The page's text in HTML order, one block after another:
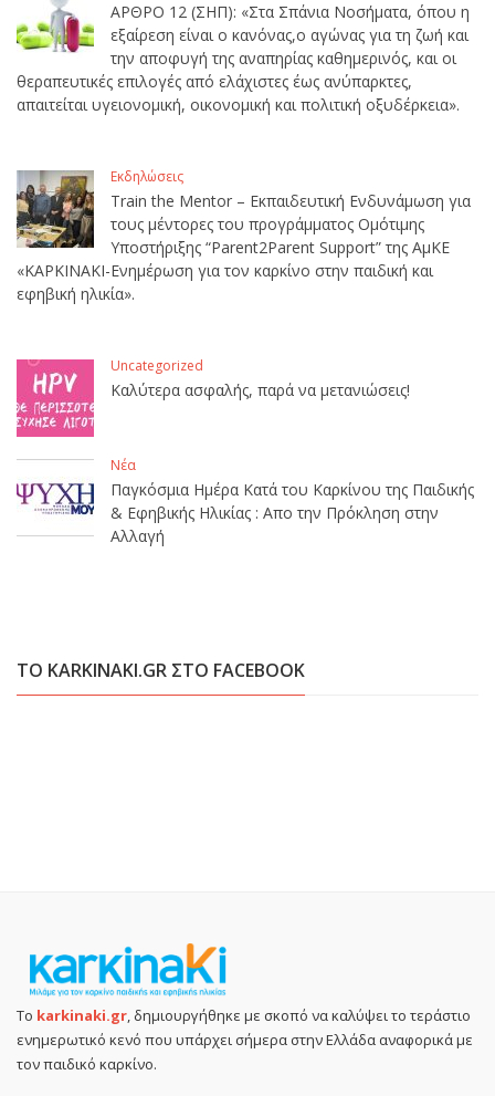
ΑΡΘΡΟ 12 (ΣΗΠ): «Στα Σπάνια Νοσήματα, όπου η
εξαίρεση είναι ο κανόνας,ο αγώνας για τη ζωή και
την αποφυγή της αναπηρίας καθημερινός, και οι
θεραπευτικές επιλογές από ελάχιστες έως ανύπαρκτες,
απαιτείται υγειονομική, οικονομική και πολιτική οξυδέρκεια».
Εκδηλώσεις
Train the Mentor – Εκπαιδευτική Ενδυνάμωση για
τους μέντορες του προγράμματος Ομότιμης
Υποστήριξης “Parent2Parent Support” της ΑμΚΕ
«ΚΑΡΚΙΝΑΚΙ-Ενημέρωση για τον καρκίνο στην παιδική και
εφηβική ηλικία».
Uncategorized
Καλύτερα ασφαλής, παρά να μετανιώσεις!
Νέα
Παγκόσμια Ημέρα Κατά του Καρκίνου της Παιδικής
& Εφηβικής Ηλικίας : Απο την Πρόκληση στην
Αλλαγή
ΤΟ KARKINAKI.GR ΣΤΟ FACEBOOK
Το karkinaki.gr, δημιουργήθηκε με σκοπό να καλύψει το τεράστιο
ενημερωτικό κενό που υπάρχει σήμερα στην Ελλάδα αναφορικά με
τον παιδικό καρκίνο.